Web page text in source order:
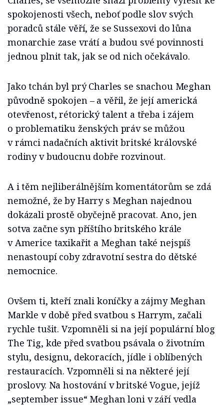
spokojenosti všech, neboť podle slov svých
poradců stále věří, že se Sussexovi do lůna
monarchie zase vrátí a budou své povinnosti
jednou plnit tak, jak se od nich očekávalo.
Jako tchán byl prý Charles se snachou Meghan
původně spokojen – a věřil, že její americká
otevřenost, rétorický talent a třeba i zájem
o problematiku ženských práv se můžou
v rámci nadačních aktivit britské královské
rodiny v budoucnu dobře rozvinout.
A i těm nejliberálnějším komentátorům se zdá
nemožné, že by Harry s Meghan najednou
dokázali prostě obyčejně pracovat. Ano, jen
sotva začne syn příštího britského krále
v Americe taxikařit a Meghan také nejspíš
nenastoupí coby zdravotní sestra do dětské
nemocnice.
Ovšem ti, kteří znali koníčky a zájmy Meghan
Markle v době před svatbou s Harrym, začali
rychle tušit. Vzpomněli si na její populární blog
The Tig, kde před svatbou psávala o životním
stylu, designu, dekoracích, jídle i oblíbených
restauracích. Vzpomněli si na některé její
proslovy. Na hostování v britské Vogue, jejíž
„september issue“ Meghan loni v září vedla